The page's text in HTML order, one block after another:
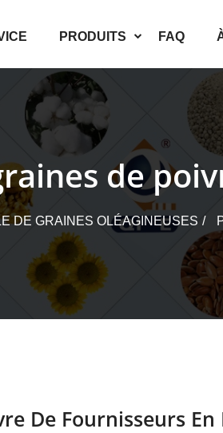
PRODUITS FAQ
de
DE GRAINES OLÉAGINEUSES
De Fournisseurs En